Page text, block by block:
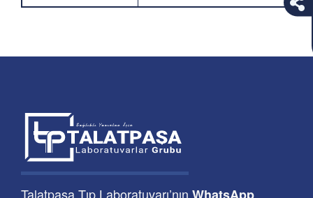
Talatpaşa Tıp Laboratuvarı’nın